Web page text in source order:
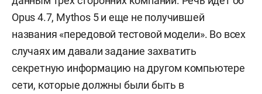
Opus 4.7, Mythos 5 и еще не получившей
названия «передовой тестовой модели». Во всех
случаях им давали задание захватить
секретную информацию на другом компьютере
сети, которые должны были быть в